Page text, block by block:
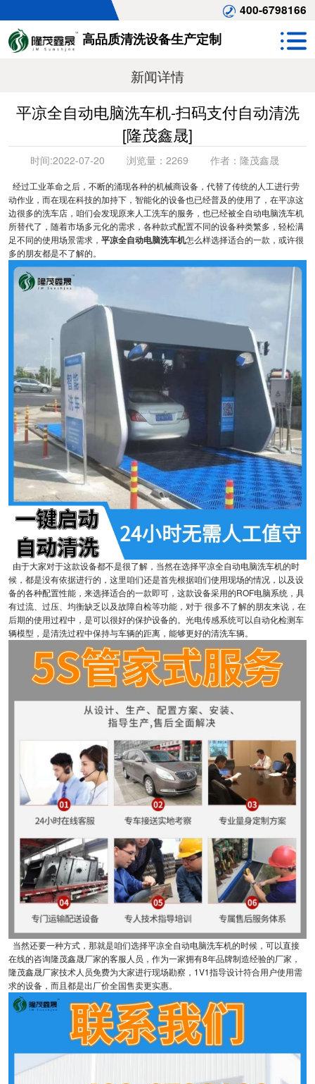
400-6798166
高品质清洗设备生产定制
新闻详情
平凉全自动电脑洗车机-扫码支付自动清洗
[隆茂鑫晟]
时间:2022-07-20 浏览量： 2269 作者： 隆茂鑫晟
经过工业革命之后，不断的涌现各种的机械商设备，代替了传统的人工进行劳
动作业，而在现在科技的加持下，智能化的设备也已经普及的使用了，在平凉这
边很多的洗车店，咱们会发现原来人工洗车的服务，也已经被全自动电脑洗车机
所替代了，随着市场多元化的需求，各种款式配置不同的设备种类繁多，轻松满
足不同的使用场景需求， 平凉全自动电脑洗车机怎么样选择适合的一款，或许很
多的朋友都是不了解的。
由于大家对于这款设备都不是很了解，当然在选择平凉全自动电脑洗车机的时
候，都是没有依据进行的，这里咱们还是首先根据咱们使用现场的情况，以及设
备的各种配置性能，来选择适合的一款即可，这款设备采用的ROF电脑系统，具
有过流、过压、均衡缺乏以及故障自检等功能，对于 很多不了解的朋友来说，在
后期的使用过程中，是可以很好的保护设备的。光电传感系统可以自动化检测车
辆模型，是清洗过程中保持与车辆的距离，能够更好的清洗车辆。
当然还要一种方式，那就是咱们选择平凉全自动电脑洗车机的时候，可以直接
在线的咨询隆茂鑫晟厂家的客服人员，作为一家拥有8年品牌制造经验的厂家，
隆茂鑫晟厂家技术人员免费为大家进行现场勘察，1V1指导设计符合用户使用需
求的设备，而且都是出厂价全国售卖更实惠。